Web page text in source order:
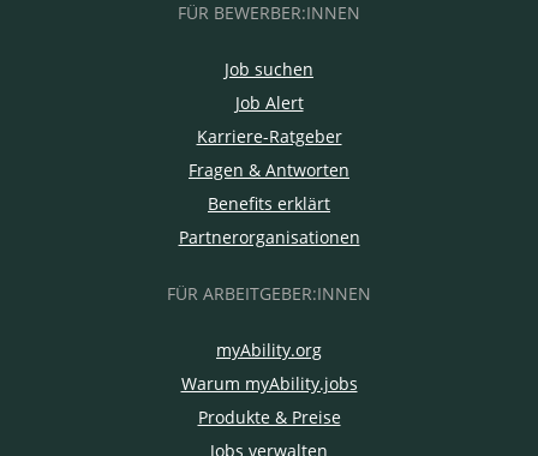
FÜR BEWERBER:INNEN
Job suchen
Job Alert
Karriere-Ratgeber
Fragen & Antworten
Benefits erklärt
Partnerorganisationen
FÜR ARBEITGEBER:INNEN
myAbility.org
Warum myAbility.jobs
Produkte & Preise
Jobs verwalten